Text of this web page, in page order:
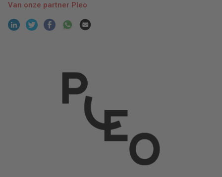
Van onze partner Pleo